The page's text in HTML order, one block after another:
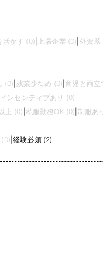
活かす (0) 上場企業 (0) 外資系
(0) 残業少なめ (0) 育児と両立
インセンティブあり (0)
上 (0) 私服勤務OK (0) 制服あ
(0) |経験必須 (2)